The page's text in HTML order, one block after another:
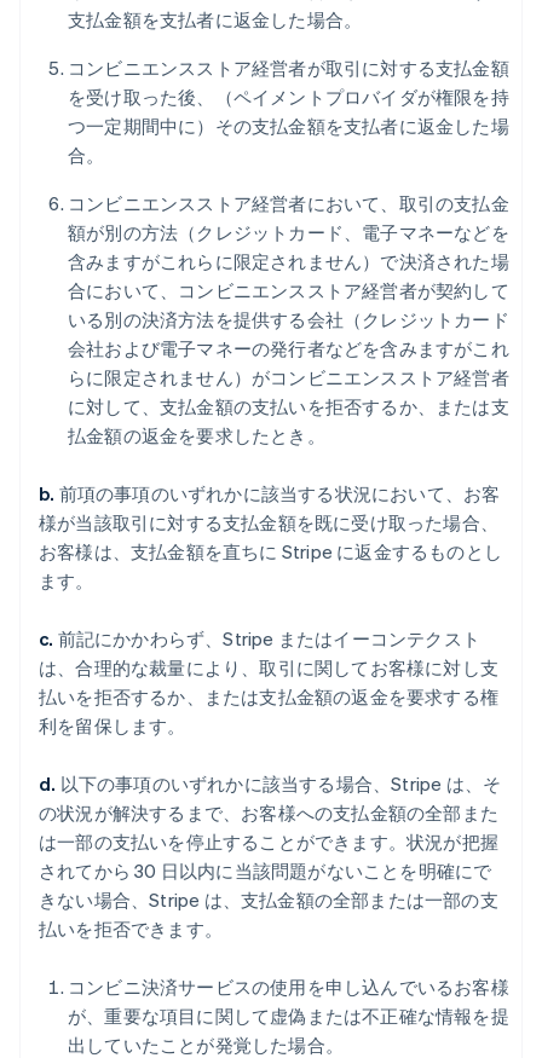
支払金額を支払者に返金した場合。
コンビニエンスストア経営者が取引に対する支払金額
を受け取った後、（ペイメントプロバイダが権限を持
つ一定期間中に）その支払金額を支払者に返金した場
合。
コンビニエンスストア経営者において、取引の支払金
額が別の方法（クレジットカード、電子マネーなどを
含みますがこれらに限定されません）で決済された場
合において、コンビニエンスストア経営者が契約して
いる別の決済方法を提供する会社（クレジットカード
会社および電子マネーの発行者などを含みますがこれ
らに限定されません）がコンビニエンスストア経営者
に対して、支払金額の支払いを拒否するか、または支
払金額の返金を要求したとき。
b. 前項の事項のいずれかに該当する状況において、お客
様が当該取引に対する支払金額を既に受け取った場合、
お客様は、支払金額を直ちに Stripe に返金するものとし
ます。
c. 前記にかかわらず、Stripe またはイーコンテクスト
は、合理的な裁量により、取引に関してお客様に対し支
払いを拒否するか、または支払金額の返金を要求する権
利を留保します。
d. 以下の事項のいずれかに該当する場合、Stripe は、そ
の状況が解決するまで、お客様への支払金額の全部また
は一部の支払いを停止することができます。状況が把握
されてから 30 日以内に当該問題がないことを明確にで
きない場合、Stripe は、支払金額の全部または一部の支
払いを拒否できます。
コンビニ決済サービスの使用を申し込んでいるお客様
が、重要な項目に関して虚偽または不正確な情報を提
出していたことが発覚した場合。